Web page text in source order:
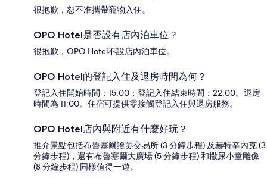
很抱歉，恕不准攜帶寵物入住。
OPO Hotel是否設有店內泊車位？
很抱歉，OPO Hotel不設店內泊車位。
OPO Hotel的登記入住及退房時間為何？
登記入住開始時間：15:00；登記入住結束時間：22:00。退房
時間為 11:00。住宿可提供零接觸登記入住與退房服務。
OPO Hotel店內與附近有什麼好玩？
推介景點包括布魯塞爾證券交易所 (3 分鐘步程) 及赫特辛內克 (3
分鐘步程)，還有布魯塞爾大廣場 (5 分鐘步程) 和撒尿小童雕像
(8 分鐘步程) 同樣值得一遊。